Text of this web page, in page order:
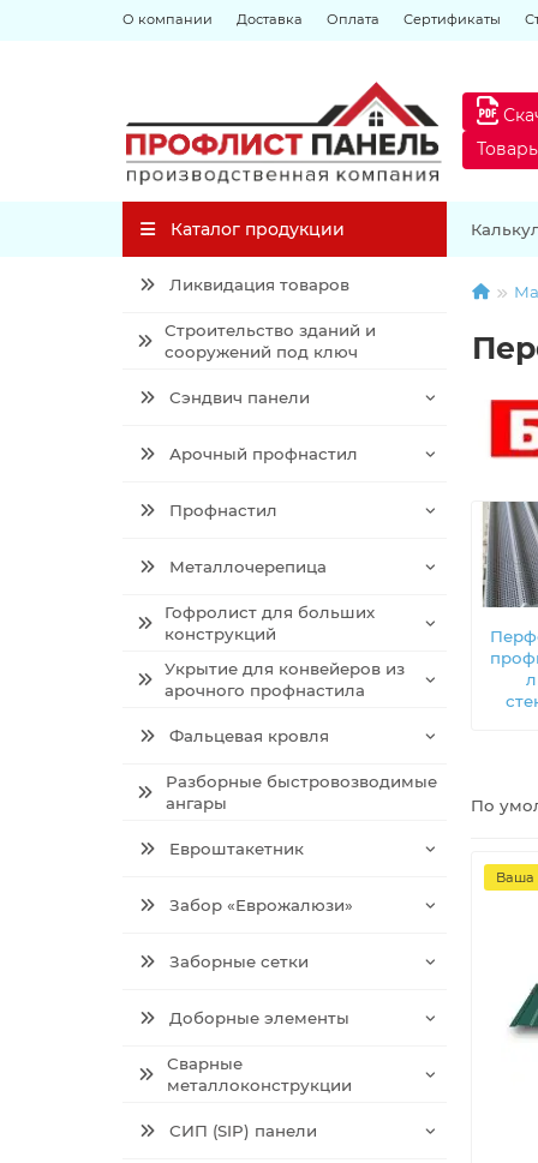
О компании Доставка Оплата Сертификаты
Каталог продукции
Ликвидация товаров
Строительство зданий и
сооружений под ключ
Сэндвич панели
Арочный профнастил
Профнастил
Металлочерепица
Гофролист для больших
конструкций
Укрытие для конвейеров из
арочного профнастила
Фальцевая кровля
Разборные быстровозводимые
ангары
Евроштакетник
Забор «Еврожалюзи»
Заборные сетки
Доборные элементы
Сварные
металлоконструкции
СИП (SIP) панели
По
Ваша